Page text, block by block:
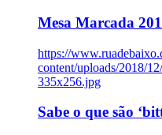
Mesa Marcada
https://
content/uploads/2018/
335x256.jpg
Sabe o que são